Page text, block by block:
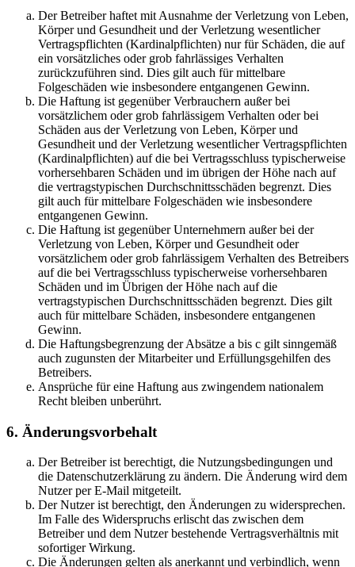
Der Betreiber haftet mit Ausnahme der Verletzung von Leben,
Körper und Gesundheit und der Verletzung wesentlicher
Vertragspflichten (Kardinalpflichten) nur für Schäden, die auf
ein vorsätzliches oder grob fahrlässiges Verhalten
zurückzuführen sind. Dies gilt auch für mittelbare
Folgeschäden wie insbesondere entgangenen Gewinn.
Die Haftung ist gegenüber Verbrauchern außer bei
vorsätzlichem oder grob fahrlässigem Verhalten oder bei
Schäden aus der Verletzung von Leben, Körper und
Gesundheit und der Verletzung wesentlicher Vertragspflichten
(Kardinalpflichten) auf die bei Vertragsschluss typischerweise
vorhersehbaren Schäden und im übrigen der Höhe nach auf
die vertragstypischen Durchschnittsschäden begrenzt. Dies
gilt auch für mittelbare Folgeschäden wie insbesondere
entgangenen Gewinn.
Die Haftung ist gegenüber Unternehmern außer bei der
Verletzung von Leben, Körper und Gesundheit oder
vorsätzlichem oder grob fahrlässigem Verhalten des Betreibers
auf die bei Vertragsschluss typischerweise vorhersehbaren
Schäden und im Übrigen der Höhe nach auf die
vertragstypischen Durchschnittsschäden begrenzt. Dies gilt
auch für mittelbare Schäden, insbesondere entgangenen
Gewinn.
Die Haftungsbegrenzung der Absätze a bis c gilt sinngemäß
auch zugunsten der Mitarbeiter und Erfüllungsgehilfen des
Betreibers.
Ansprüche für eine Haftung aus zwingendem nationalem
Recht bleiben unberührt.
6. Änderungsvorbehalt
Der Betreiber ist berechtigt, die Nutzungsbedingungen und
die Datenschutzerklärung zu ändern. Die Änderung wird dem
Nutzer per E-Mail mitgeteilt.
Der Nutzer ist berechtigt, den Änderungen zu widersprechen.
Im Falle des Widerspruchs erlischt das zwischen dem
Betreiber und dem Nutzer bestehende Vertragsverhältnis mit
sofortiger Wirkung.
Die Änderungen gelten als anerkannt und verbindlich, wenn